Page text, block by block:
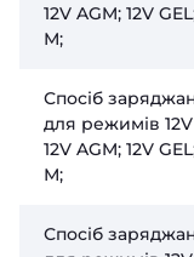
12V AGM; 12V
М;
Спосіб
для режимів 12V
12V AGM; 12V
М;
Спосіб